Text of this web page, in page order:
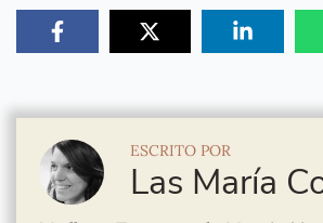
ESCRITO POR
Las María